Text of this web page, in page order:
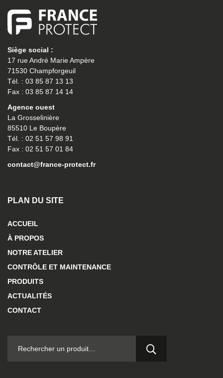
Siège social :
17 rue André Marie Ampère
71530 Champforgeuil
Tél. : 03 85 87 13 13
Fax : 03 85 87 14 14
Agence ouest
La Grosselinière
85510 Le Boupère
Tél. : 02 51 57 98 91
Fax : 02 51 57 01 84
contact@france-protect.fr
PLAN DU SITE
ACCUEIL
À PROPOS
NOTRE ATELIER
CONTRÔLE ET MAINTENANCE
PRODUITS
ACTUALITÉS
CONTACT